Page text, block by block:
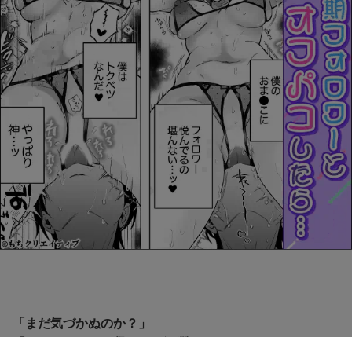
「まだ気づかぬのか？」